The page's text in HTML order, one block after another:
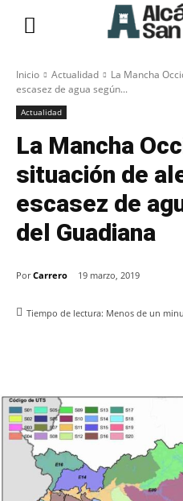
Inicio Actualidad
La Mancha
escasez de agua según...
Actualidad
La Mancha
situación de
escasez de
del Guadiana
Por Carrero 19 marzo, 2019
Tiempo de lectura: Menos de un